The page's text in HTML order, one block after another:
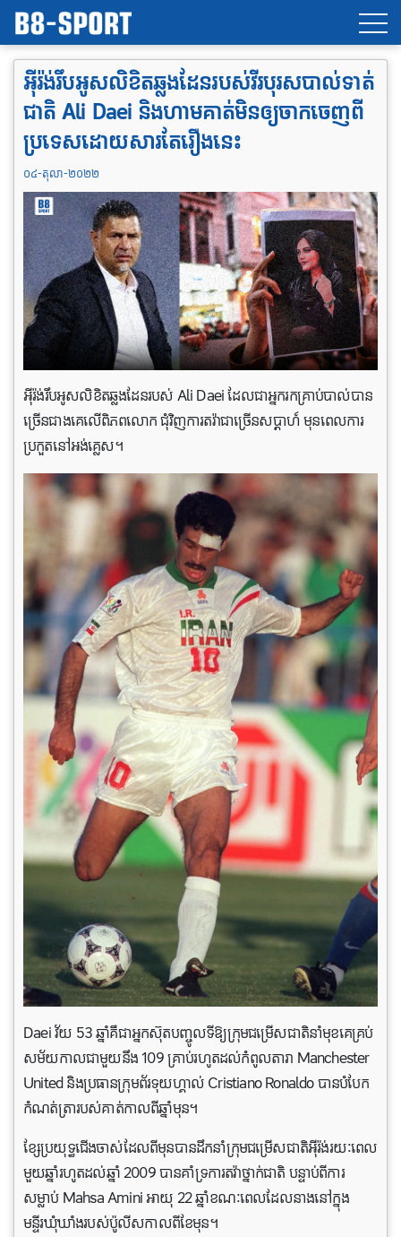
អ៊ីរ៉ង់​​រឹបអូស​លិខិតឆ្លងដែន​របស់​វីរបុរស​បាល់ទាត់
ជាតិ Ali Daei និង​ហាម​គាត់​មិន​ឲ្យ​ចាកចេញ​ពី​
ប្រទេស​ដោយ​សារតែរឿងនេះ
០៤-តុលា-២០២២
អ៊ីរ៉ង់រឹបអូសលិខិតឆ្លងដែនរបស់ Ali Daei ដែលជាអ្នករកគ្រាប់បាល់បាន
ច្រើនជាងគេលើពិភពលោក ជុំវិញការតវ៉ាជាច្រើនសប្តាហ៍ មុនពេលការ
ប្រកួតនៅអង់គ្លេស។
Daei វ័យ 53 ឆ្នាំគឺជាអ្នកស៊ុតបញ្ចូលទីឱ្យក្រុមជម្រើសជាតិនាំមុខគេគ្រប់
សម័យកាលជាមួយនឹង 109 គ្រាប់រហូតដល់កំពូលតារា Manchester
United និងប្រធានក្រុមព័រទុយហ្គាល់ Cristiano Ronaldo បានបំបែក
កំណត់ត្រារបស់គាត់កាលពីឆ្នាំមុន។
ខ្សែប្រយុទ្ធជើងចាស់ដែលពីមុនបានដឹកនាំក្រុមជម្រើសជាតិអ៊ីរ៉ង់រយៈពេល
មួយឆ្នាំរហូតដល់ឆ្នាំ 2009 បានគាំទ្រការតវ៉ាថ្នាក់ជាតិ បន្ទាប់ពីការ
សម្លាប់ Mahsa Amini អាយុ 22 ឆ្នាំខណៈពេលដែលនាងនៅក្នុង
មន្ទីរឃុំឃាំងរបស់ប៉ូលីសកាលពីខែមុន។